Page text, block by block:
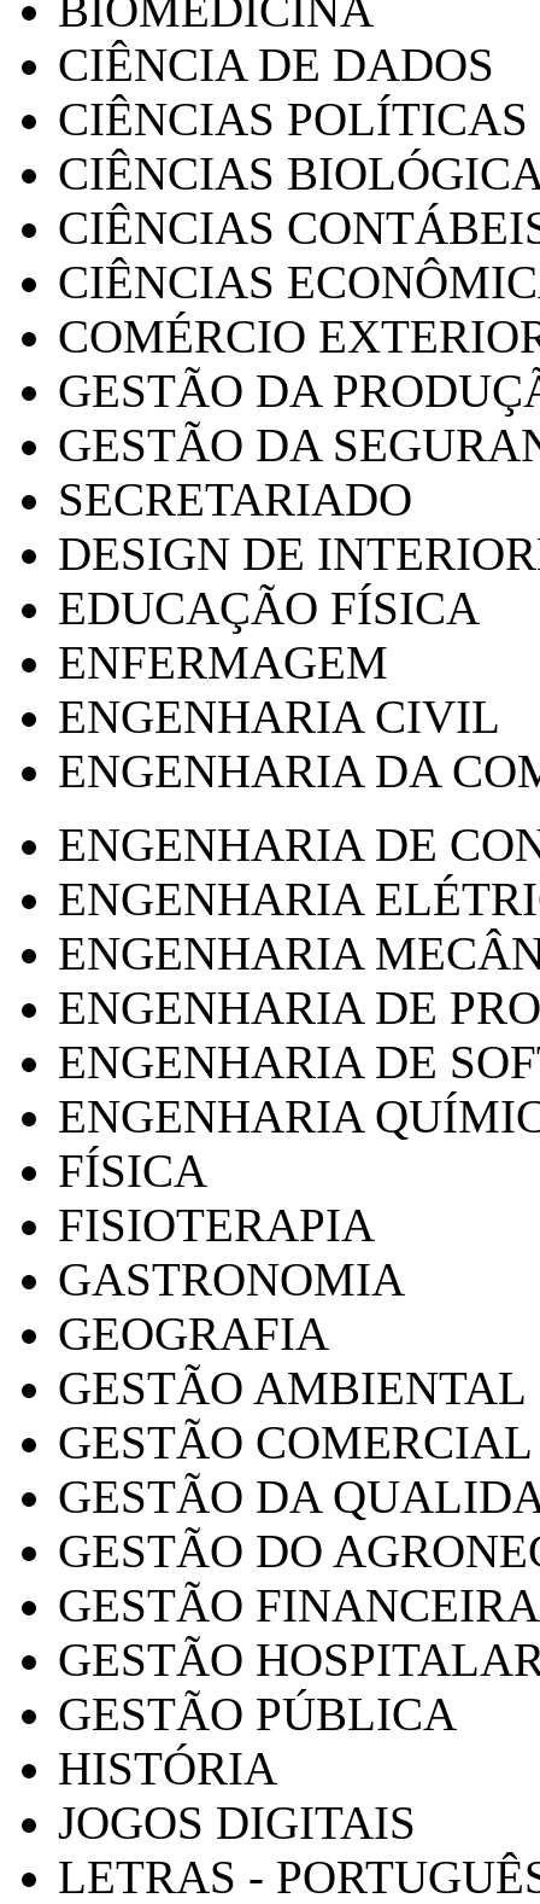
CIÊNCIA DE DADOS
CIÊNCIAS POLÍTICAS
CIÊNCIAS
CIÊNCIAS
CIÊNCIAS
COMÉRCIO
GESTÃO DA
GESTÃO DA
SECRETARIADO
DESIGN DE
EDUCAÇÃO FÍSICA
ENFERMAGEM
ENGENHARIA CIVIL
ENGENHARIA DA
ENGENHARIA DE
ENGENHARIA
ENGENHARIA
ENGENHARIA DE
ENGENHARIA DE
ENGENHARIA
FÍSICA
FISIOTERAPIA
GASTRONOMIA
GEOGRAFIA
GESTÃO AMBIENTAL
GESTÃO COMERCIAL
GESTÃO DA
GESTÃO DO
GESTÃO FINANCEIRA
GESTÃO
GESTÃO PÚBLICA
HISTÓRIA
JOGOS DIGITAIS
LETRAS -